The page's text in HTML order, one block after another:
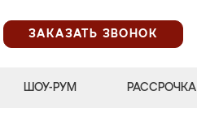
ЗАКАЗАТЬ ЗВОНОК
ШОУ-РУМ РАССРОЧКА